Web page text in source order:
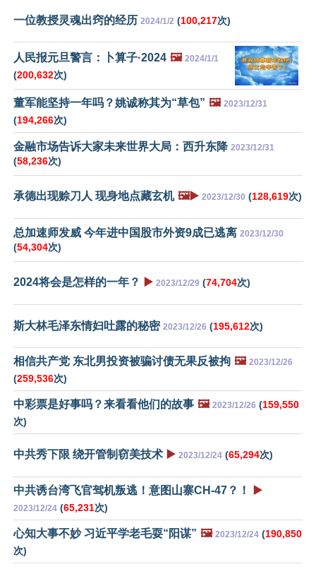
一位教授灵魂出窍的经历 2024/1/2 (100,217次)
人民报元旦警言：卜算子·2024 🖼️ 2024/1/1
(200,632次)
董军能坚持一年吗？姚诚称其为“草包” 🖼️ 2023/12/31
(194,266次)
金融市场告诉大家未来世界大局：西升东降 2023/12/31
(58,236次)
承德出现赊刀人 现身地点藏玄机 🖼️▶️ 2023/12/30 (128,619次)
总加速师发威 今年进中国股市外资9成已逃离 2023/12/30
(54,304次)
2024将会是怎样的一年？ ▶️ 2023/12/29 (74,704次)
斯大林毛泽东情妇吐露的秘密 2023/12/26 (195,612次)
相信共产党 东北男投资被骗讨债无果反被拘 🖼️ 2023/12/26
(259,536次)
中彩票是好事吗？来看看他们的故事 🖼️ 2023/12/26 (159,550
次)
中共秀下限 绕开管制窃美技术 ▶️ 2023/12/24 (65,294次)
中共诱台湾飞官驾机叛逃！意图山寨CH-47？！ ▶️
2023/12/24 (65,231次)
心知大事不妙 习近平学老毛耍“阳谋” 🖼️ 2023/12/24 (190,850
次)